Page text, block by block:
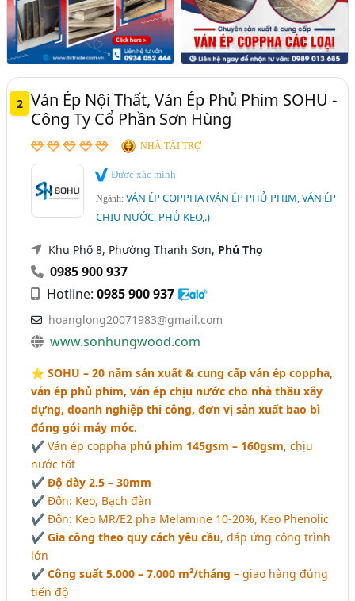
2 Ván Ép Nội Thất, Ván Ép Phủ Phim SOHU -
Công Ty Cổ Phần Sơn Hùng
NHÀ TÀI TRỢ
Được xác minh
Ngành:VÁN ÉP COPPHA (VÁN ÉP PHỦ PHIM, VÁN ÉP
CHỊU NƯỚC, PHỦ KEO,.)
Khu Phố 8, Phường Thanh Sơn, Phú Thọ
0985 900 937
Hotline:0985 900 937
hoanglong20071983@gmail.com
www.sonhungwood.com
⭐️SOHU – 20 năm sản xuất & cung cấp ván ép coppha,
ván ép phủ phim, ván ép chịu nước cho nhà thầu xây
dựng, doanh nghiệp thi công, đơn vị sản xuất bao bì
đóng gói máy móc.
✔ Ván ép coppha phủ phim 145gsm – 160gsm, chịu
nước tốt
✔Độ dày 2.5 – 30mm
✔ Độn: Keo, Bạch đàn
✔ Độn: Keo MR/E2 pha Melamine 10-20%, Keo Phenolic
✔Gia công theo quy cách yêu cầu, đáp ứng công trình
lớn
✔Công suất 5.000 – 7.000 m³/tháng – giao hàng đúng
tiến độ